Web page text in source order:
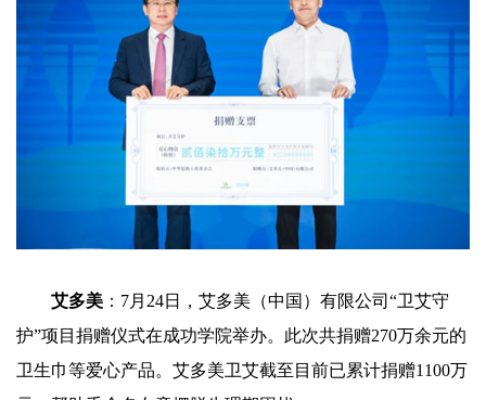
艾多美 ：7月24日，艾多美（中国）有限公司“卫艾守
护”项目捐赠仪式在成功学院举办。此次共捐赠270万余元的
卫生巾等爱心产品。艾多美卫艾截至目前已累计捐赠1100万